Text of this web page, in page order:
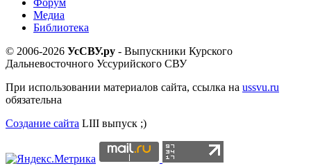
Форум
Медиа
Библиотека
© 2006-2026 УсСВУ.ру - Выпускники Курского
Дальневосточного Уссурийского СВУ
При использовании материалов сайта, ссылка на ussvu.ru
обязательна
Создание сайта LIII выпуск ;)